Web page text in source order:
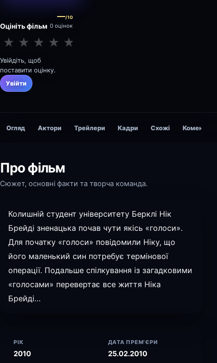
Оцініть фільм
—/10
0 оцінок
★ ★ ★ ★ ★
Увійдіть, щоб
поставити оцінку.
Увійти
Огляд Актори Трейлери Кадри Схожі Коментарі
Про фільм
Сюжет, основні факти та творча команда.
Колишній студент університету Берклі Нік
Брейді зненацька почав чути якісь «голоси».
Для початку «голоси» повідомили Ніку, що
його маленький син потребує термінової
операції. Подальше спілкування із загадковими
«голосами» перевертає все життя Ніка
Брейді…
РІК
2010
ДАТА ПРЕМ’ЄРИ
25.02.2010